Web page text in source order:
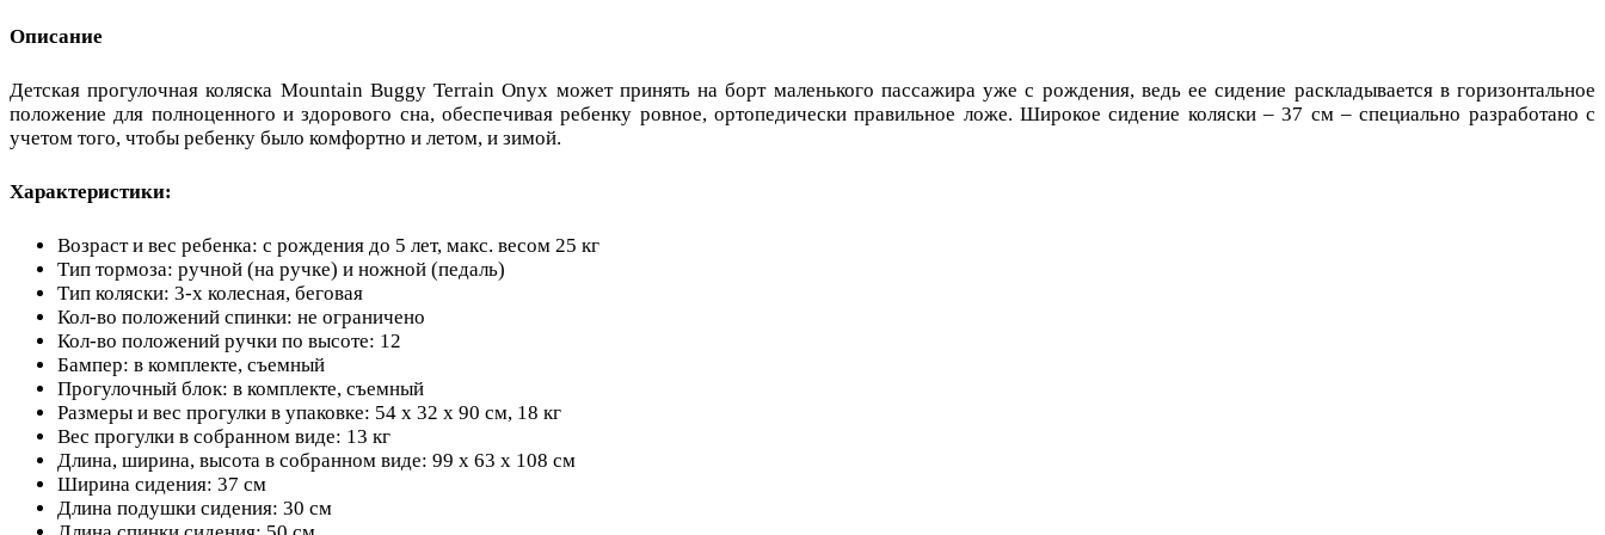
Описание
Детская прогулочная коляска Mountain Buggy Terrain Onyx может принять на борт маленького пассажира уже с рождения, ведь ее сидение раскладывается в горизонтальное
положение для полноценного и здорового сна, обеспечивая ребенку ровное, ортопедически правильное ложе. Широкое сидение коляски – 37 см – специально разработано с
учетом того, чтобы ребенку было комфортно и летом, и зимой.
Характеристики:
Возраст и вес ребенка: c рождения до 5 лет, макс. весом 25 кг
Тип тормоза: ручной (на ручке) и ножной (педаль)
Тип коляски: 3-х колесная, беговая
Кол-во положений спинки: не ограничено
Кол-во положений ручки по высоте: 12
Бампер: в комплекте, съемный
Прогулочный блок: в комплекте, съемный
Размеры и вес прогулки в упаковке: 54 х 32 х 90 см, 18 кг
Вес прогулки в собранном виде: 13 кг
Длина, ширина, высота в собранном виде: 99 х 63 х 108 см
Ширина сидения: 37 см
Длина подушки сидения: 30 см